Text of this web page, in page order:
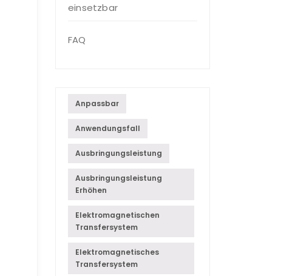
einsetzbar
FAQ
Anpassbar
Anwendungsfall
Ausbringungsleistung
Ausbringungsleistung
Erhöhen
Elektromagnetischen
Transfersystem
Elektromagnetisches
Transfersystem